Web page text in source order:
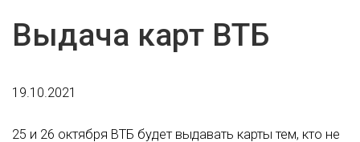
Выдача карт ВТБ
19.10.2021
25 и 26 октября ВТБ будет выдавать карты тем, кто не